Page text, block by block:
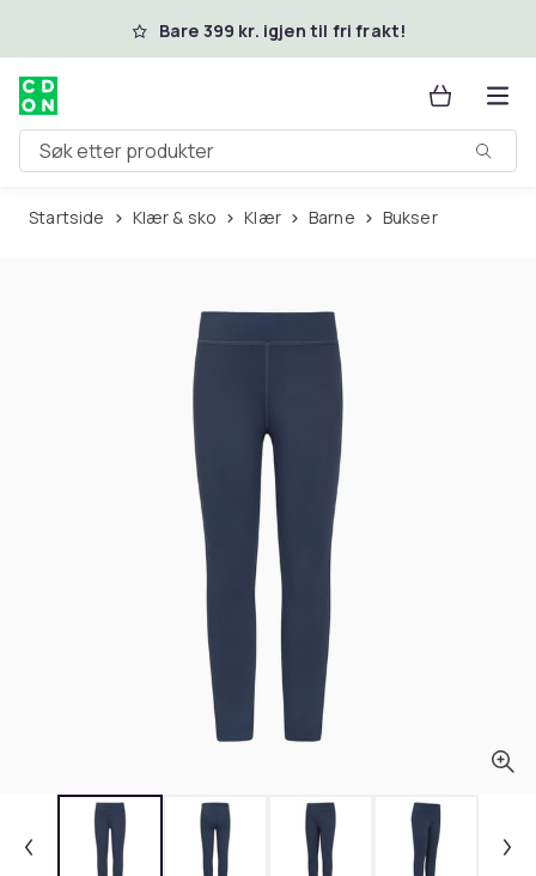
Hopp til hovedinnholdBare 399 kr. igjen til fri frakt!
Søk etter produkter
Startside Klær & sko Klær Barne Bukser